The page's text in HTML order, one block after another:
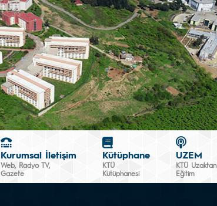
Kurumsal İletişim
Web, Radyo TV,
Gazete
Kütüphane
KTÜ
Kütüphanesi
UZEM
KTÜ Uzaktan
Eğitim